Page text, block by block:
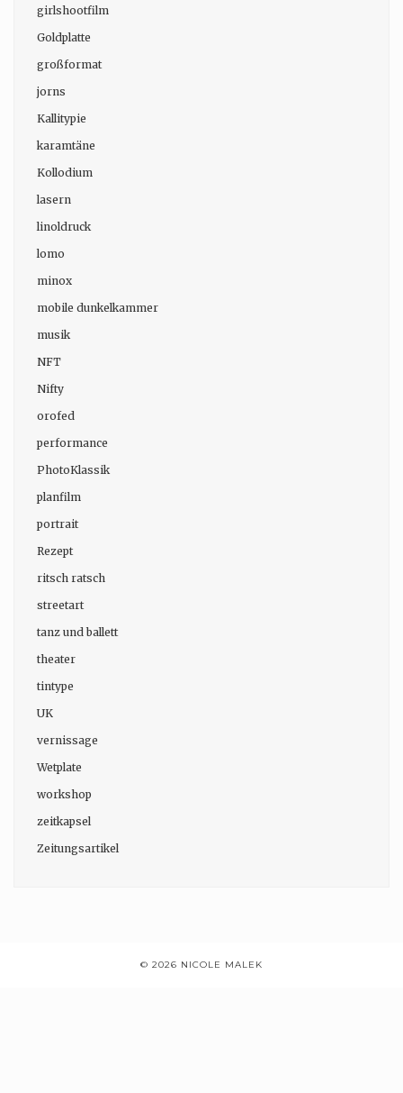
girlshootfilm
Goldplatte
großformat
jorns
Kallitypie
karamtäne
Kollodium
lasern
linoldruck
lomo
minox
mobile dunkelkammer
musik
NFT
Nifty
orofed
performance
PhotoKlassik
planfilm
portrait
Rezept
ritsch ratsch
streetart
tanz und ballett
theater
tintype
UK
vernissage
Wetplate
workshop
zeitkapsel
Zeitungsartikel
© 2026 NICOLE MALEK